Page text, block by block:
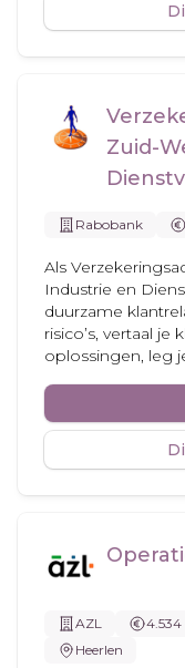
Zuid-
Rabobank
Als
Industrie en
duurzame
risico’s, vertaal
oplossingen, leg
AZL 4.534
Heerlen